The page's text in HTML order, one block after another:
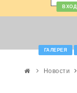
ВХОД
ГАЛЕРЕЯ
Новости